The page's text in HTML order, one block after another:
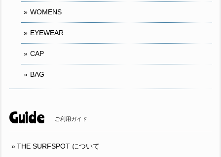
WOMENS
EYEWEAR
CAP
BAG
Guide ご利用ガイド
THE SURFSPOT について